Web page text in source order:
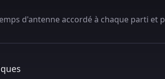
d'antenne accordé à chaque parti et